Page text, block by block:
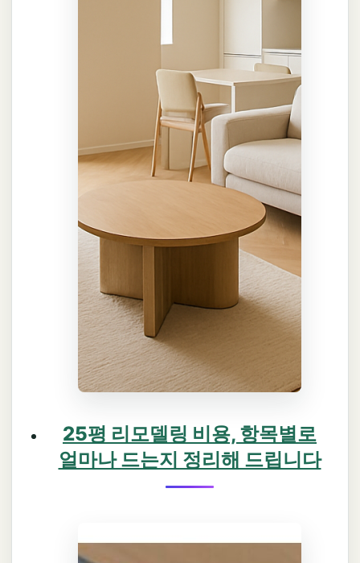
25평 리모델링 비용, 항목별로
얼마나 드는지 정리해 드립니다